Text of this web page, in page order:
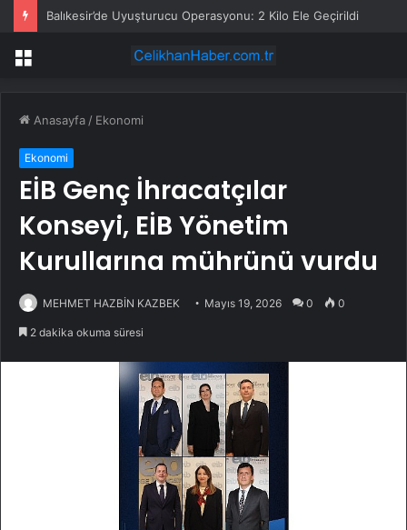
Balıkesir’de Uyuşturucu Operasyonu: 2 Kilo Ele Geçirildi
Menü
Anasayfa / Ekonomi
Ekonomi
EİB Genç İhracatçılar
Konseyi, EİB Yönetim
Kurullarına mührünü vurdu
MEHMET HAZBİN KAZBEK Mayıs 19, 2026 0 0
2 dakika okuma süresi